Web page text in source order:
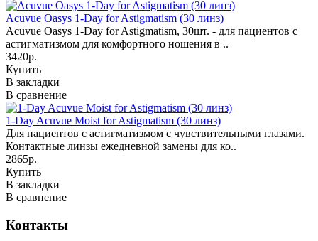
Acuvue Oasys 1-Day for Astigmatism (30 линз)
Acuvue Oasys 1-Day for Astigmatism, 30шт. - для пациентов с
астигматизмом для комфортного ношения в ..
3420р.
Купить
В закладки
В сравнение
1-Day Acuvue Moist for Astigmatism (30 линз)
Для пациентов с астигматизмом с чувствительными глазами.
Контактные линзы ежедневной замены для ко..
2865р.
Купить
В закладки
В сравнение
Контакты